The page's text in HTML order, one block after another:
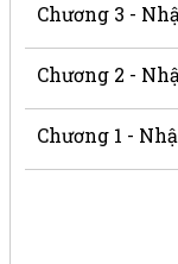
Chương 3 -
Chương 2 -
Chương 1 -